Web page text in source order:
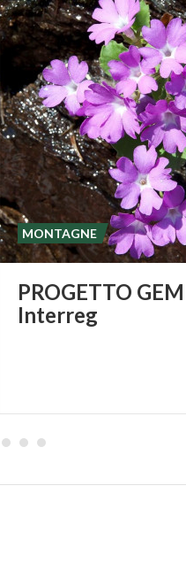
PROGETTO
Interreg
MONTAGNE